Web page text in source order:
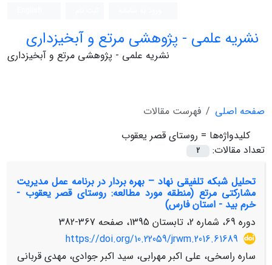
نشریه علمی - پژوهشی مرتع و آبخیزداری
نشریه علمی - پژوهشی مرتع و آبخیزداری
صفحه اصلی
فهرست مقالات
کلیدواژه‌ها = روستای قصر یعقوب
تعداد مقالات:
2
تحلیل شبکه تلفیقی نهاد – بهره ‏بردار در برنامه عمل مدیریت
مشارکتی مرتع (منطقه مورد مطالعه: روستای قصر یعقوب -
خرم بید - استان فارس)
دوره 69، شماره 2، تابستان 1395، صفحه
367-382
https://doi.org/10.22059/jrwm.2016.61689
ساره راسخی، علی اکبر مهرابی، سید اکبر جوادی، مهدی قربانی